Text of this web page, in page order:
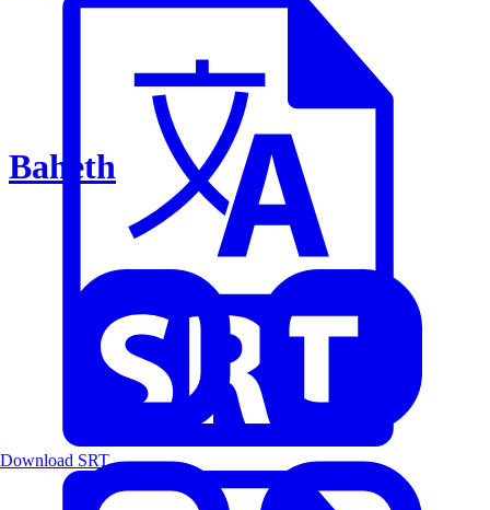
Baheth
Download SRT